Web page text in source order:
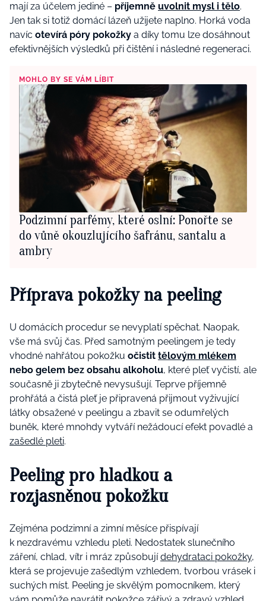
mají za účelem jediné – příjemně uvolnit mysl i tělo.
Jen tak si totiž domácí lázeň užijete naplno. Horká voda
navíc otevírá póry pokožky a díky tomu lze dosáhnout
efektivnějších výsledků při čištění i následné regeneraci.
MOHLO BY SE VÁM LÍBIT
Podzimní parfémy, které oslní: Ponořte se
do vůně okouzlujícího šafránu, santalu a
ambry
Příprava pokožky na peeling
U domácích procedur se nevyplatí spěchat. Naopak,
vše má svůj čas. Před samotným peelingem je tedy
vhodné nahřátou pokožku očistit tělovým mlékem
nebo gelem bez obsahu alkoholu, které pleť vyčistí, ale
současně ji zbytečně nevysušují. Teprve příjemně
prohřátá a čistá pleť je připravená přijmout vyživující
látky obsažené v peelingu a zbavit se odumřelých
buněk, které mnohdy vytváří nežádoucí efekt povadlé a
zašedlé pleti.
Peeling pro hladkou a
rozjasněnou pokožku
Zejména podzimní a zimní měsíce přispívají
k nezdravému vzhledu pleti. Nedostatek slunečního
záření, chlad, vítr i mráz způsobujídehydrataci pokožky,
která se projevuje zašedlým vzhledem, tvorbou vrásek i
suchých míst. Peeling je skvělým pomocníkem, který